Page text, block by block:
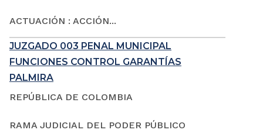
ACTUACIÓN : ACCIÓN...
JUZGADO 003 PENAL MUNICIPAL
FUNCIONES CONTROL GARANTÍAS
PALMIRA
REPÚBLICA DE COLOMBIA
RAMA JUDICIAL DEL PODER PÚBLICO